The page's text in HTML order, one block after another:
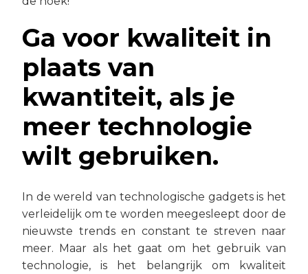
Ga voor kwaliteit in
plaats van
kwantiteit, als je
meer technologie
wilt gebruiken.
In de wereld van technologische gadgets is het
verleidelijk om te worden meegesleept door de
nieuwste trends en constant te streven naar
meer. Maar als het gaat om het gebruik van
technologie, is het belangrijk om kwaliteit